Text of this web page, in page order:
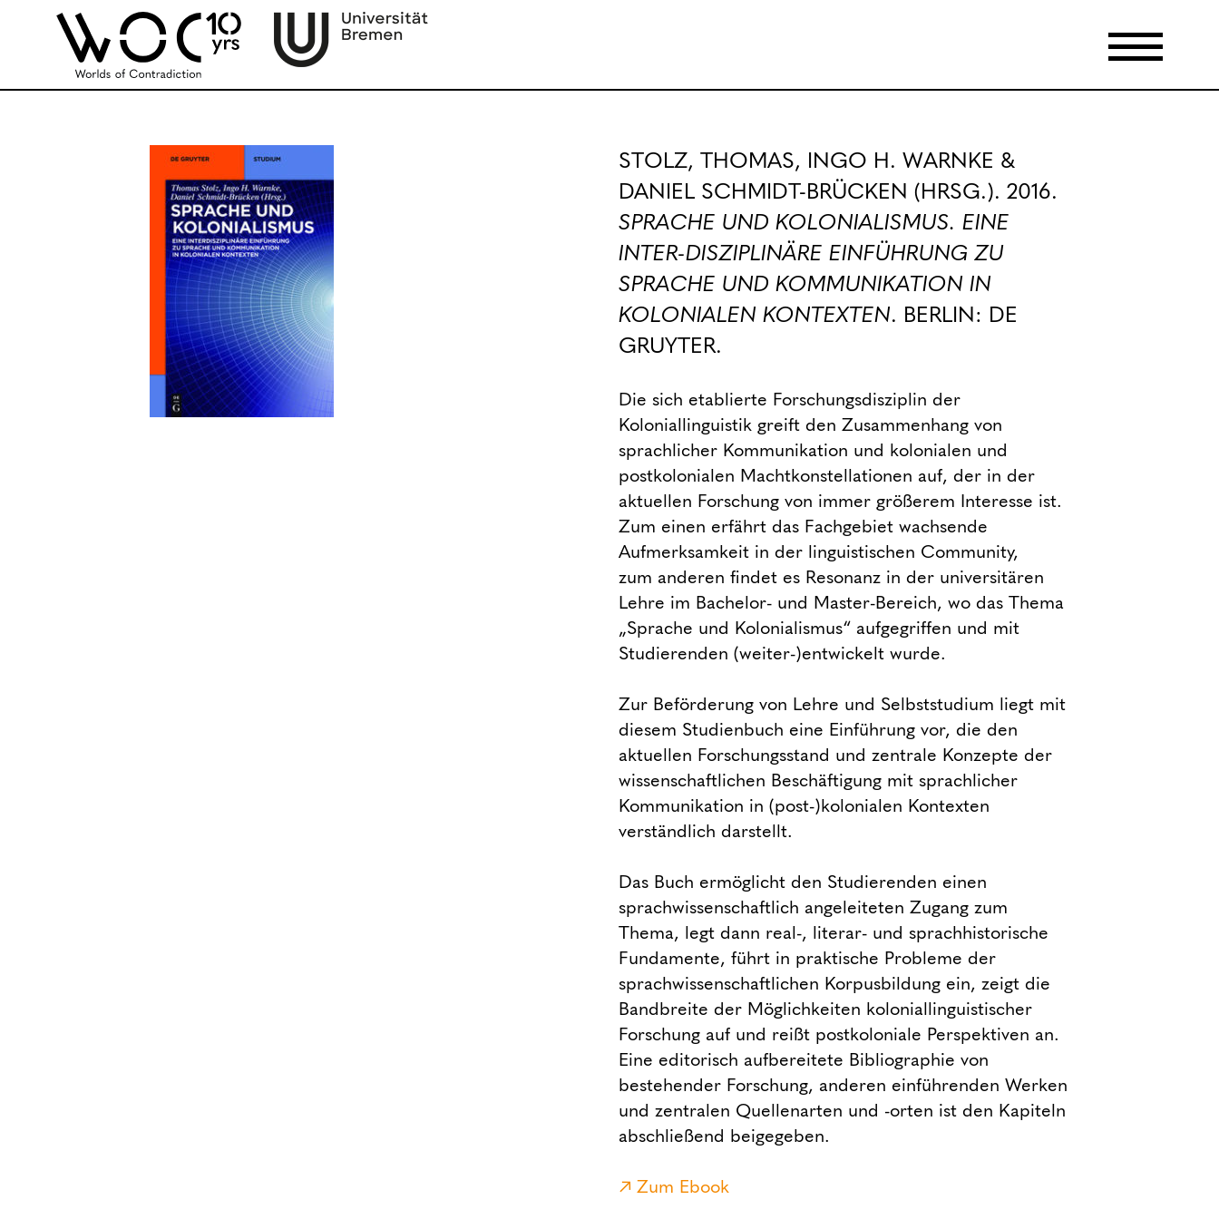
STOLZ, THOMAS, INGO H. WARNKE &
DANIEL SCHMIDT-BRÜCKEN (HRSG.). 2016.
SPRACHE UND KOLONIALISMUS. EINE
INTER-DISZIPLINÄRE EINFÜHRUNG ZU
SPRACHE UND KOMMUNIKATION IN
KOLONIALEN KONTEXTEN. BERLIN: DE
GRUYTER.
Die sich etablierte Forschungsdisziplin der
Koloniallinguistik greift den Zusammenhang von
sprachlicher Kommunikation und kolonialen und
postkolonialen Machtkonstellationen auf, der in der
aktuellen Forschung von immer größerem Interesse ist.
Zum einen erfährt das Fachgebiet wachsende
Aufmerksamkeit in der linguistischen Community,
zum anderen findet es Resonanz in der universitären
Lehre im Bachelor- und Master-Bereich, wo das Thema
„Sprache und Kolonialismus“ aufgegriffen und mit
Studierenden (weiter-)entwickelt wurde.
Zur Beförderung von Lehre und Selbststudium liegt mit
diesem Studienbuch eine Einführung vor, die den
aktuellen Forschungsstand und zentrale Konzepte der
wissenschaftlichen Beschäftigung mit sprachlicher
Kommunikation in (post-)kolonialen Kontexten
verständlich darstellt.
Das Buch ermöglicht den Studierenden einen
sprachwissenschaftlich angeleiteten Zugang zum
Thema, legt dann real-, literar- und sprachhistorische
Fundamente, führt in praktische Probleme der
sprachwissenschaftlichen Korpusbildung ein, zeigt die
Bandbreite der Möglichkeiten koloniallinguistischer
Forschung auf und reißt postkoloniale Perspektiven an.
Eine editorisch aufbereitete Bibliographie von
bestehender Forschung, anderen einführenden Werken
und zentralen Quellenarten und -orten ist den Kapiteln
abschließend beigegeben.
Zum Ebook